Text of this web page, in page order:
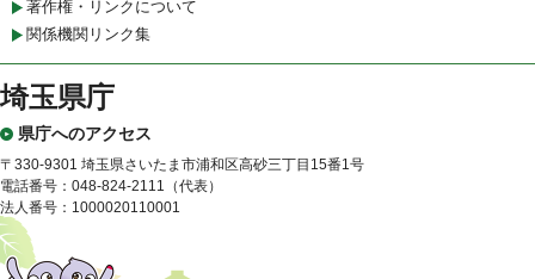
著作権・リンクについて
関係機関リンク集
埼玉県庁
県庁へのアクセス
〒330-9301 埼玉県さいたま市浦和区高砂三丁目15番1号
電話番号：048-824-2111（代表）
法人番号：1000020110001